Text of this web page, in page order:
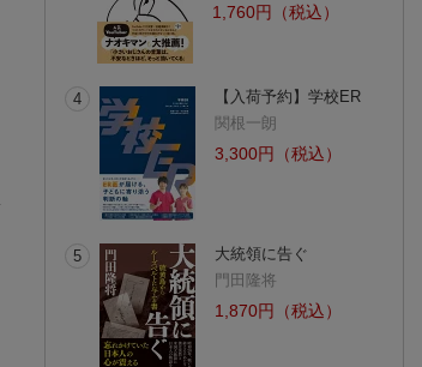
小説 牡丹灯籠
大橋 崇行
(3件)
NHK落語名人選
1,760円（税込）
4
【入荷予約】学校ER
関根一朗
3,300円（税込）
5
大統領に告ぐ
門田隆将
1,870円（税込）